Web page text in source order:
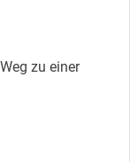
zu einer